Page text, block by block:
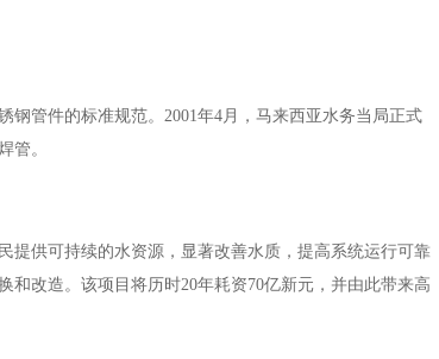
钢管件的标准规范。2001年4月，马来西亚水务当局正式
管。
提供可持续的水资源，显著改善水质，提高系统运行可靠
改造。该项目将历时20年耗资70亿新元，并由此带来高